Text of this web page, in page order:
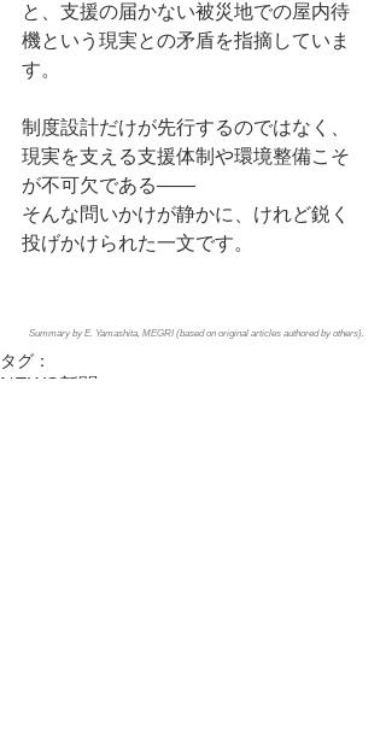
と、支援の届かない被災地での屋内待
機という現実との矛盾を指摘していま
す。
制度設計だけが先行するのではなく、
現実を支える支援体制や環境整備こそ
が不可欠である――
そんな問いかけが静かに、けれど鋭く
投げかけられた一文です。
Summary by E. Yamashita, MEGRI (based on original articles authored by others).
タグ：
NEWS新聞